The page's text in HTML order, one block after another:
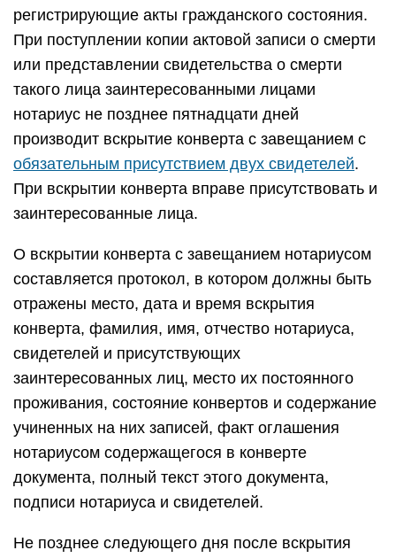
регистрирующие акты гражданского состояния.
При поступлении копии актовой записи о смерти
или представлении свидетельства о смерти
такого лица заинтересованными лицами
нотариус не позднее пятнадцати дней
производит вскрытие конверта с завещанием с
обязательным присутствием двух свидетелей.
При вскрытии конверта вправе присутствовать и
заинтересованные лица.
О вскрытии конверта с завещанием нотариусом
составляется протокол, в котором должны быть
отражены место, дата и время вскрытия
конверта, фамилия, имя, отчество нотариуса,
свидетелей и присутствующих
заинтересованных лиц, место их постоянного
проживания, состояние конвертов и содержание
учиненных на них записей, факт оглашения
нотариусом содержащегося в конверте
документа, полный текст этого документа,
подписи нотариуса и свидетелей.
Не позднее следующего дня после вскрытия